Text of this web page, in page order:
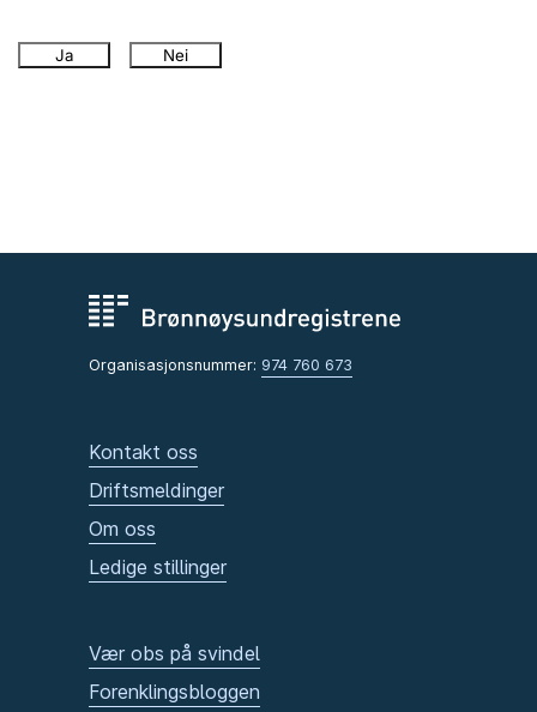
Ja Nei
Organisasjonsnummer: 974 760 673
Kontakt oss
Driftsmeldinger
Om oss
Ledige stillinger
Vær obs på svindel
Forenklingsbloggen